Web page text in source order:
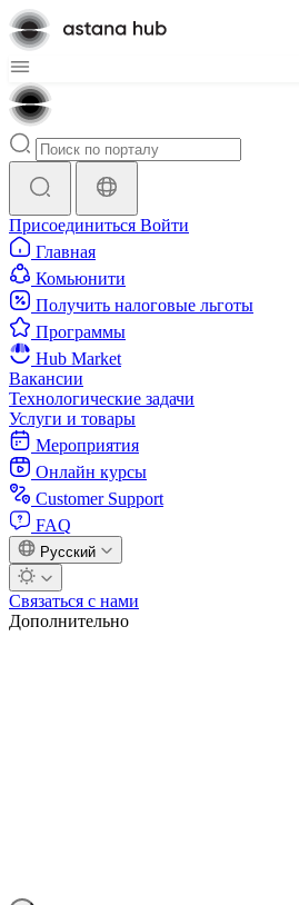
Присоединиться Войти
Главная
Комьюнити
Получить налоговые льготы
Программы
Hub Market
Вакансии
Технологические задачи
Услуги и товары
Мероприятия
Онлайн курсы
Customer Support
FAQ
Русский
Связаться с нами
Дополнительно